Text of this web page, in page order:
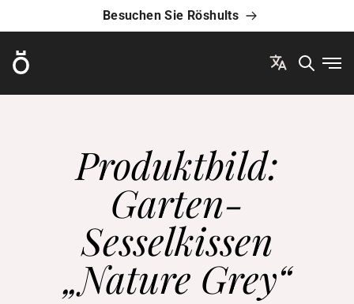
Besuchen Sie Röshults
Röshults
Produktbild:
Garten-
Sesselkissen
„Nature Grey“